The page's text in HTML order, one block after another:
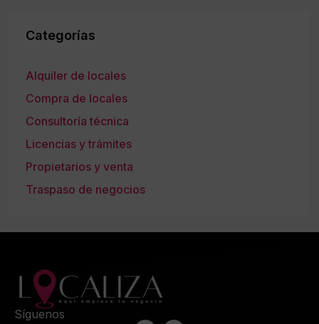
Categorías
Alquiler de locales
Compra de locales
Consultoría técnica
Licencias y trámites
Propietarios y venta
Traspaso de negocios
Síguenos